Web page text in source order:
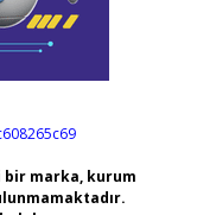
marka, kurum